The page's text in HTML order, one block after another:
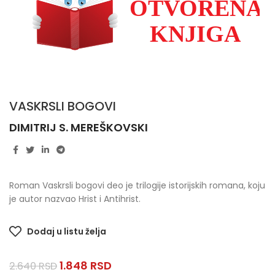
VASKRSLI BOGOVI
DIMITRIJ S. MEREŠKOVSKI
Roman Vaskrsli bogovi deo je trilogije istorijskih romana, koju
je autor nazvao Hrist i Antihrist.
Dodaj u listu želja
2.640RSD1.848 RSD